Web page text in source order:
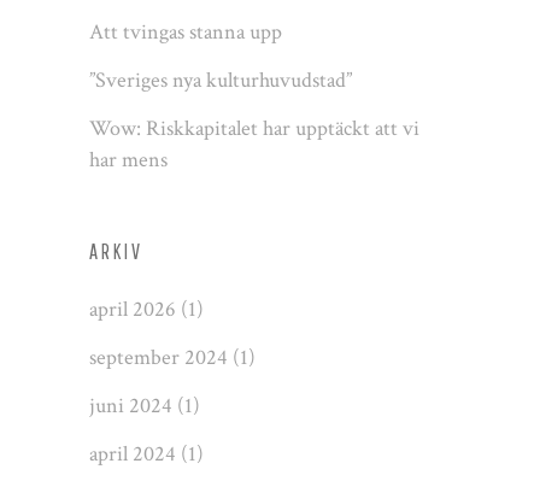
Att tvingas stanna upp
”Sveriges nya kulturhuvudstad”
Wow: Riskkapitalet har upptäckt att vi
har mens
ARKIV
april 2026 (1)
september 2024 (1)
juni 2024 (1)
april 2024 (1)